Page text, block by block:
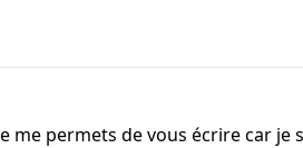
me permets de vous écrire car